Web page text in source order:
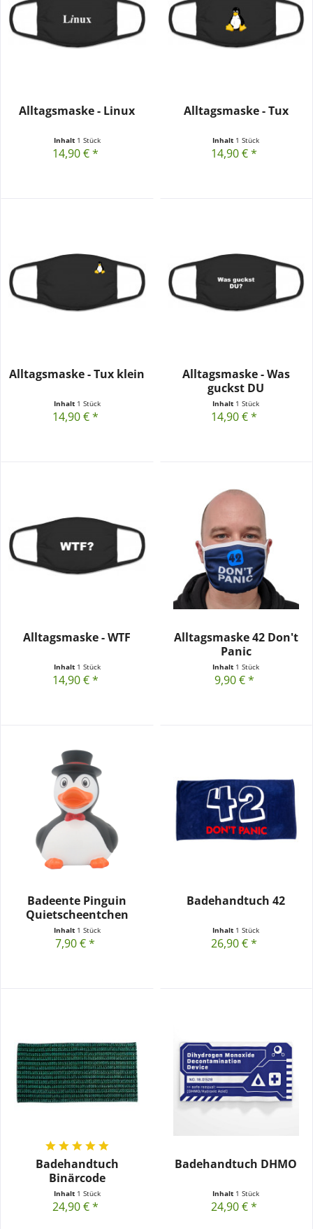
Alltagsmaske - Linux
Inhalt 1 Stück
14,90 € *
Alltagsmaske - Tux
Inhalt 1 Stück
14,90 € *
Alltagsmaske - Tux klein
Inhalt 1 Stück
14,90 € *
Alltagsmaske - Was
guckst DU
Inhalt 1 Stück
14,90 € *
Alltagsmaske - WTF
Inhalt 1 Stück
14,90 € *
Alltagsmaske 42 Don't
Panic
Inhalt 1 Stück
9,90 € *
Badeente Pinguin
Quietscheentchen
Inhalt 1 Stück
7,90 € *
Badehandtuch 42
Inhalt 1 Stück
26,90 € *
Badehandtuch
Binärcode
Inhalt 1 Stück
24,90 € *
Badehandtuch DHMO
Inhalt 1 Stück
24,90 € *